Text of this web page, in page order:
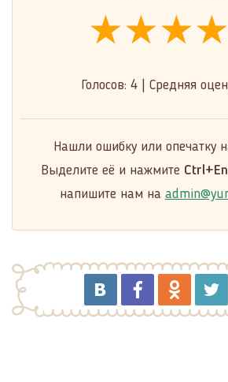
Голосов: 4 Средняя
Нашли ошибку или опечатку
Выделите её и нажмите
напишите нам на